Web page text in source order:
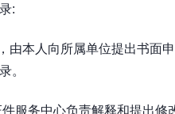
:
由本人向所属单位提出书面
。
服务中心负责解释和提出修